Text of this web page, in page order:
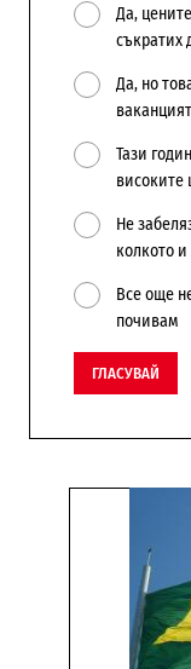
Да,
Да, но
Тази
високите
Не
колкото
Все още
почивам
ГЛАСУВАЙ